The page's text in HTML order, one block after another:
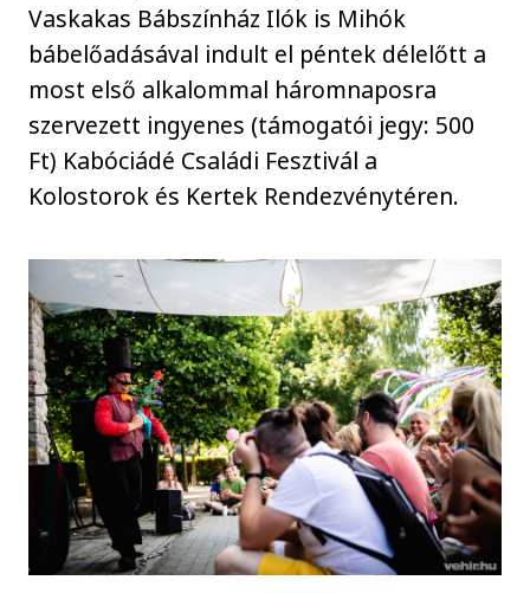
Vaskakas Bábszínház Ilók is Mihók
bábelőadásával indult el péntek délelőtt a
most első alkalommal háromnaposra
szervezett ingyenes (támogatói jegy: 500
Ft) Kabóciádé Családi Fesztivál a
Kolostorok és Kertek Rendezvénytéren.